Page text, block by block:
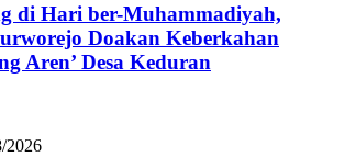
di Hari ber-Muhammadiyah,
Doakan Keberkahan
Aren’ Desa Keduran
2026